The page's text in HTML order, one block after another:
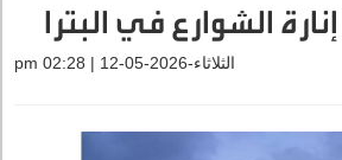
الشوارع في البترا
الثلاثاء-2026-05-12 | 02:28 pm